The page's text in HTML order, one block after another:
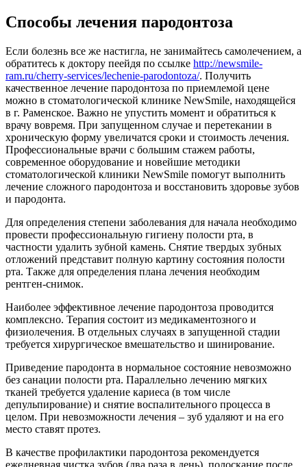
Способы лечения пародонтоза
Если болезнь все же настигла, не занимайтесь самолечением, а
обратитесь к доктору пеейдя по ссылке http://newsmile-
ram.ru/cherry-services/lechenie-parodontoza/. Получить
качественное лечение пародонтоза по приемлемой цене
можно в стоматологической клинике NewSmile, находящейся
в г. Раменское. Важно не упустить момент и обратиться к
врачу вовремя. При запущенном случае и перетекании в
хроническую форму увеличатся сроки и стоимость лечения.
Профессиональные врачи с большим стажем работы,
современное оборудование и новейшие методики
стоматологической клиники NewSmile помогут выполнить
лечение сложного пародонтоза и восстановить здоровье зубов
и пародонта.
Для определения степени заболевания для начала необходимо
провести профессиональную гигиену полости рта, в
частности удалить зубной камень. Снятие твердых зубных
отложений представит полную картину состояния полости
рта. Также для определения плана лечения необходим
рентген-снимок.
Наиболее эффективное лечение пародонтоза проводится
комплексно. Терапия состоит из медикаментозного и
физиолечения. В отдельных случаях в запущенной стадии
требуется хирургическое вмешательство и шинирование.
Приведение пародонта в нормальное состояние невозможно
без санации полости рта. Параллельно лечению мягких
тканей требуется удаление кариеса (в том числе
депульпирование) и снятие воспалительного процесса в
целом. При невозможности лечения – зуб удаляют и на его
место ставят протез.
В качестве профилактики пародонтоза рекомендуется